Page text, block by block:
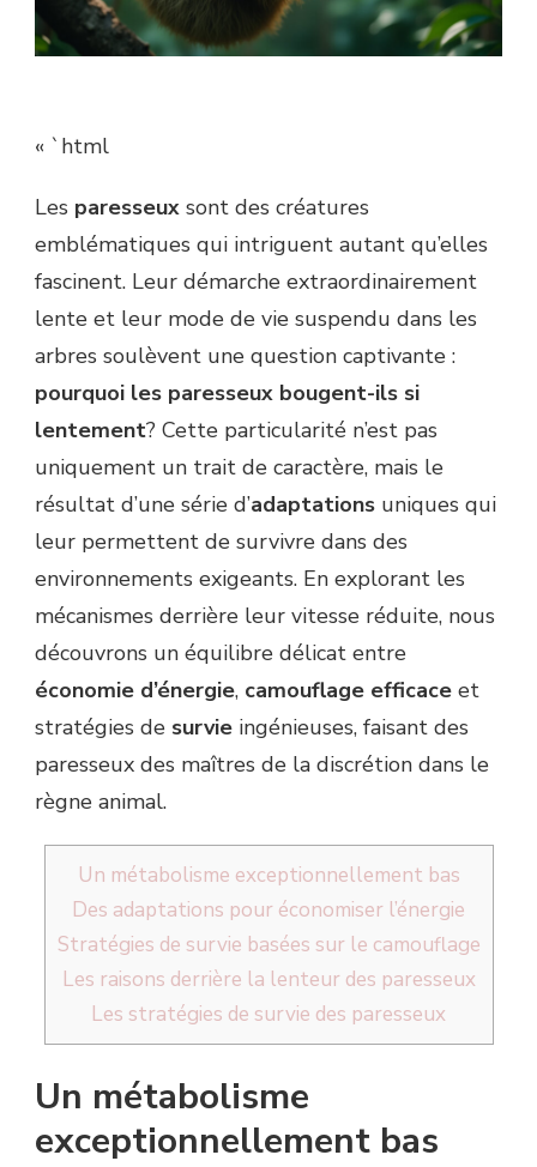
« `html
Les paresseux sont des créatures
emblématiques qui intriguent autant qu’elles
fascinent. Leur démarche extraordinairement
lente et leur mode de vie suspendu dans les
arbres soulèvent une question captivante :
pourquoi les paresseux bougent-ils si
lentement? Cette particularité n’est pas
uniquement un trait de caractère, mais le
résultat d’une série d’adaptations uniques qui
leur permettent de survivre dans des
environnements exigeants. En explorant les
mécanismes derrière leur vitesse réduite, nous
découvrons un équilibre délicat entre
économie d’énergie, camouflage efficace et
stratégies de survie ingénieuses, faisant des
paresseux des maîtres de la discrétion dans le
règne animal.
Un métabolisme exceptionnellement bas
Des adaptations pour économiser l’énergie
Stratégies de survie basées sur le camouflage
Les raisons derrière la lenteur des paresseux
Les stratégies de survie des paresseux
Un métabolisme
exceptionnellement bas